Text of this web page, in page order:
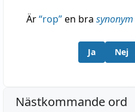
Är“rop”en bra synonym
Ja Nej
Nästkommande ord